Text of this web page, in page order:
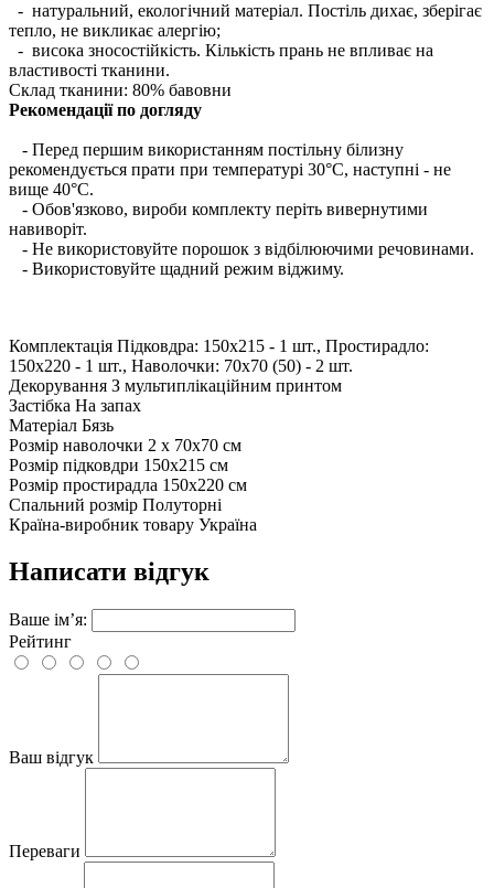
- натуральний, екологічний матеріал. Постіль дихає, зберігає
тепло, не викликає алергію;
- висока зносостійкість. Кількість прань не впливає на
властивості тканини.
Склад тканини: 80% бавовни
Рекомендації по догляду
- Перед першим використанням постільну білизну
рекомендується прати при температурі 30°C, наступні - не
вище 40°C.
- Обов'язково, вироби комплекту періть вивернутими
навиворіт.
- Не використовуйте порошок з відбілюючими речовинами.
- Використовуйте щадний режим віджиму.
Комплектація Підковдра: 150х215 - 1 шт., Простирадло:
150х220 - 1 шт., Наволочки: 70х70 (50) - 2 шт.
Декорування З мультиплікаційним принтом
Застібка На запах
Матеріал Бязь
Розмір наволочки 2 х 70х70 см
Розмір підковдри 150х215 см
Розмір простирадла 150х220 см
Спальний розмір Полуторні
Країна-виробник товару Україна
Написати відгук
Ваше ім’я:
Рейтинг
Ваш відгук
Переваги